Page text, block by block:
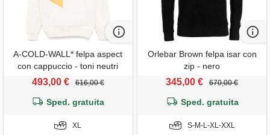
A-COLD-WALL* felpa aspect
con cappuccio - toni neutri
493,00 € 616,00 €
Sped. gratuita
XL
Orlebar Brown felpa isar con
zip - nero
345,00 € 670,00 €
Sped. gratuita
S-M-L-XL-XXL